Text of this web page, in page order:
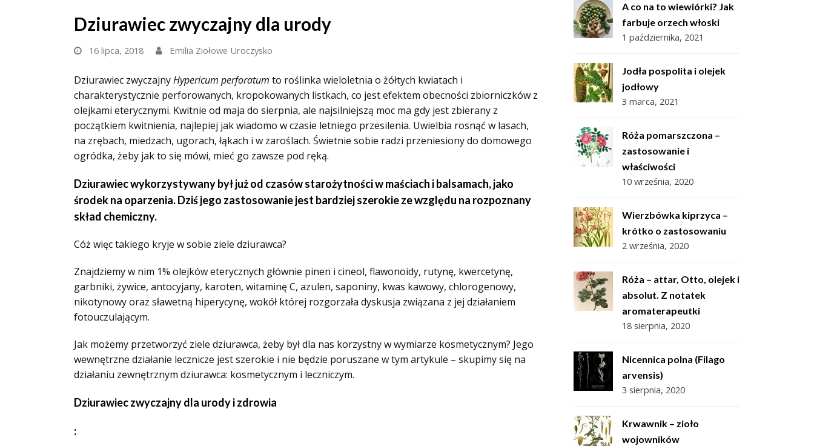
Dziurawiec zwyczajny dla urody
16 lipca, 2018 Emilia Ziołowe Uroczysko
Dziurawiec zwyczajnyHypericum perforatum to roślinka wieloletnia o żółtych kwiatach i
charakterystycznie perforowanych, kropokowanych listkach, co jest efektem obecności zbiorniczków z
olejkami eterycznymi. Kwitnie od maja do sierpnia, ale najsilniejszą moc ma gdy jest zbierany z
początkiem kwitnienia, najlepiej jak wiadomo w czasie letniego przesilenia. Uwielbia rosnąć w lasach,
na zrębach, miedzach, ugorach, łąkach i w zaroślach. Świetnie sobie radzi przeniesiony do domowego
ogródka, żeby jak to się mówi, mieć go zawsze pod ręką.
Dziurawiec wykorzystywany był już od czasów starożytności w maściach i balsamach, jako
środek na oparzenia. Dziś jego zastosowanie jest bardziej szerokie ze względu na rozpoznany
skład chemiczny.
Cóż więc takiego kryje w sobie ziele dziurawca?
Znajdziemy w nim 1% olejków eterycznych głównie pinen i cineol, flawonoidy, rutynę, kwercetynę,
garbniki, żywice, antocyjany, karoten, witaminę C, azulen, saponiny, kwas kawowy, chlorogenowy,
nikotynowy oraz sławetną hiperycynę, wokół której rozgorzała dyskusja związana z jej działaniem
fotouczulającym.
Jak możemy przetworzyć ziele dziurawca, żeby był dla nas korzystny w wymiarze kosmetycznym? Jego
wewnętrzne działanie lecznicze jest szerokie i nie będzie poruszane w tym artykule – skupimy się na
działaniu zewnętrznym dziurawca: kosmetycznym i leczniczym.
Dziurawiec zwyczajny dla urody i zdrowia
:
A co na to wiewiórki? Jak
farbuje orzech włoski
1 października, 2021
Jodła pospolita i olejek
jodłowy
3 marca, 2021
Róża pomarszczona –
zastosowanie i
właściwości
10 września, 2020
Wierzbówka kiprzyca –
krótko o zastosowaniu
2 września, 2020
Róża – attar, Otto, olejek i
absolut. Z notatek
aromaterapeutki
18 sierpnia, 2020
Nicennica polna (Filago
arvensis)
3 sierpnia, 2020
Krwawnik – zioło
wojowników